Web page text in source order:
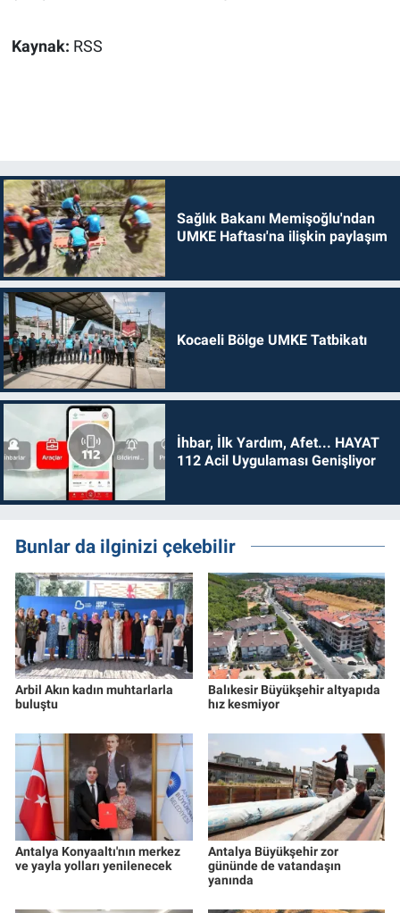
Kaynak: RSS
Sağlık Bakanı Memişoğlu'ndan
UMKE Haftası'na ilişkin paylaşım
Kocaeli Bölge UMKE Tatbikatı
İhbar, İlk Yardım, Afet... HAYAT
112 Acil Uygulaması Genişliyor
Bunlar da ilginizi çekebilir
Arbil Akın kadın muhtarlarla
buluştu
Balıkesir Büyükşehir altyapıda
hız kesmiyor
Antalya Konyaaltı'nın merkez
ve yayla yolları yenilenecek
Antalya Büyükşehir zor
gününde de vatandaşın
yanında